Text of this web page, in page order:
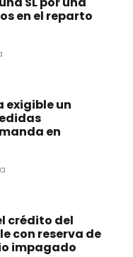
en el reparto
exigible un
en
crédito del
con reserva de
impagado